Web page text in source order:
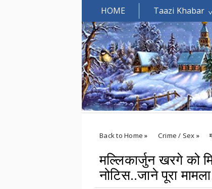
HOME Taazi Khabar
Welcomes You.....
Back to Home » Crime / Sex »
मल्लिकार्जुन खरगे को
नोटिस..जाने पूरा